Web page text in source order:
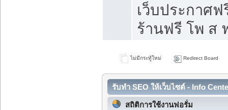
เว็บประกาศ
ร้านฟรี โพ ส
ไม่มีกระทู้ใหม่ Redirect Board
รับทำ SEO ให้เว็บไซต์ - Info
สถิติการใช้งานฟอรั่ม